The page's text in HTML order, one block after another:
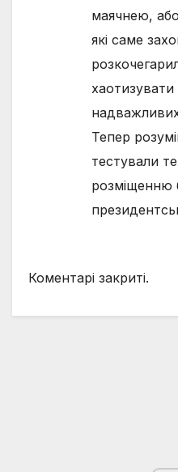
маячнею,
які саме
Тепер
тестували
розміщенню
Коментарі закриті.